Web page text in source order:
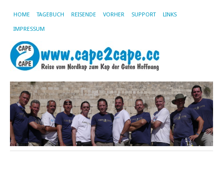
HOME TAGEBUCH REISENDE VORHER SUPPORT LINKS
IMPRESSUM